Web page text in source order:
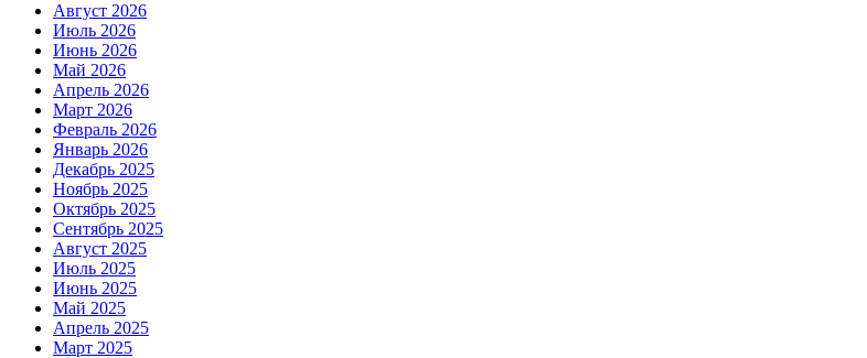
Август 2026
Июль 2026
Июнь 2026
Май 2026
Апрель 2026
Март 2026
Февраль 2026
Январь 2026
Декабрь 2025
Ноябрь 2025
Октябрь 2025
Сентябрь 2025
Август 2025
Июль 2025
Июнь 2025
Май 2025
Апрель 2025
Март 2025